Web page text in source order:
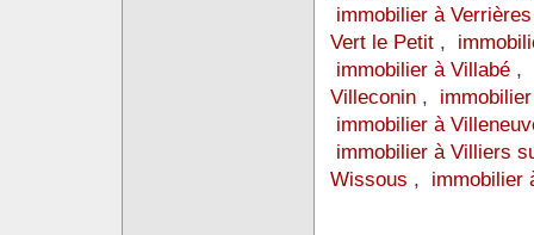
immobilier à
Vert le Petit ,
immobilier à Villabé ,
Villeconin ,
immobilier à
immobilier à Villiers
Wissous , immobilier